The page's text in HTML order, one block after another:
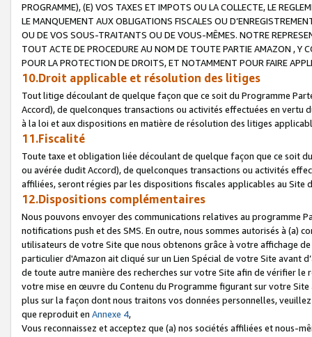
PROGRAMME), (E) VOS TAXES ET IMPOTS OU LA COLLECTE, LE
LE MANQUEMENT AUX OBLIGATIONS FISCALES OU
OU DE VOS SOUS-TRAITANTS OU DE VOUS-MÊMES. NOTRE
TOUT ACTE DE PROCEDURE AU NOM DE TOUTE PARTIE AMAZON , Y
POUR LA PROTECTION DE DROITS, ET NOTAMMENT POUR FAIRE
10.Droit applicable et résolution des litiges
Tout litige découlant de quelque façon que ce soit du Programme
Accord), de quelconques transactions ou activités effectuées en vertu
à la loi et aux dispositions en matière de résolution des litiges
11.Fiscalité
Toute taxe et obligation liée découlant de quelque façon que ce soit
ou avérée dudit Accord), de quelconques transactions ou activités
affiliées, seront régies par les dispositions fiscales applicables au Site
12.Dispositions complémentaires
Nous pouvons envoyer des communications relatives au programme
notifications push et des SMS. En outre, nous sommes autorisés à
utilisateurs de votre Site que nous obtenons grâce à votre affichage
particulier d'Amazon ait cliqué sur un Lien Spécial de votre Site avant
de toute autre manière des recherches sur votre Site afin de vérifier
votre mise en œuvre du Contenu du Programme figurant sur votre
plus sur la façon dont nous traitons vos données personnelles,
que reproduit en Annexe 4,
Vous reconnaissez et acceptez que (a) nos sociétés affiliées et nous-